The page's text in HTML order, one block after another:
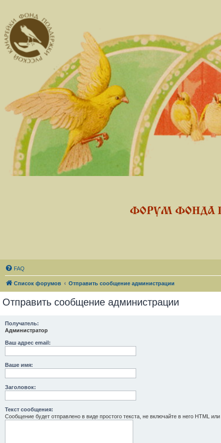
ФОРУМ ФОНДА
FAQ
Список форумов Отправить сообщение администрации
Отправить сообщение администрации
Получатель:
Администратор
Ваш адрес email:
Ваше имя:
Заголовок:
Текст сообщения:
Сообщение будет отправлено в виде простого текста, не включайте в него HTML